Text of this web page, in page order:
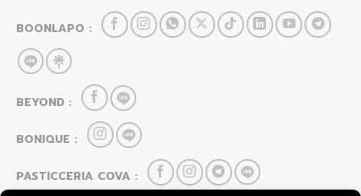
BOONLAPO :
BEYOND :
BONIQUE :
PASTICCERIA COVA :